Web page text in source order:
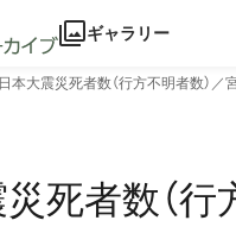
ギャラリー
本大震災死者数（行方不明者数
死者数（